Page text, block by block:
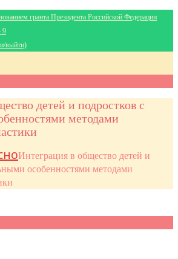
гранта Президента Российской Федерации
9
выйти)
детей и подростков с
методами
Интеграция в общество детей и
особенностями методами